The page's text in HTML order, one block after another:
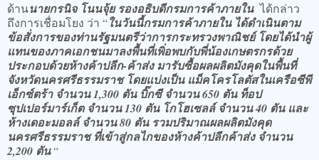
ด้านนายกรนิจ โนนจุ้ย รองอธิบดีกรมการค้าภายในได้กล่าว
ถึงการเชื่อมโยง ว่า “ในวันนี้กรมการค้าภายใน ได้ดำเนินตาม
ข้อสั่งการของท่านรัฐมนตรีว่าการกระทรวงพาณิชย์ โดยได้นำผู้
แทนของภาคเอกชนมาลงพื้นที่เพิ่อพบกับพี่น้องเกษตรกรด้วย
ประกอบด้วยห้างค้าปลีก-ค้าส่ง มารับซื้อผลผลิตมังคุดในพื้นที่
จังหวัดนครศรีธรรมราช โดยแบ่งเป็น แม็คโครโลตัสในเครือซีพี
เอ็กซ์ตร้า จำนวน 1,300 ตัน บิ๊กซี จำนวน 650 ตัน ท็อป
ซุปเปอร์มาร์เก็ต จำนวน 130 ตัน โกโฮเซลล์ จำนวน 40 ตัน และ
ห้างเดอะมอลล์ จำนวน 80 ตัน รวมปริมาณผลผลิตมังคุด
นครศรีธรรมราช ที่เข้าสู่กลไกของห้างค้าปลีกค้าส่ง จำนวน
2,200 ตัน“